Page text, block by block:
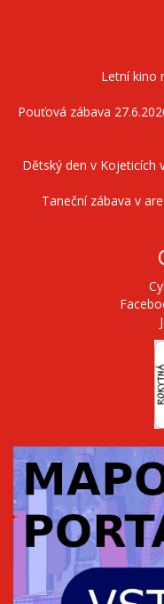
Letní kino
Pouťová zábava
Dětský den v Kojeticích
Taneční zábava v